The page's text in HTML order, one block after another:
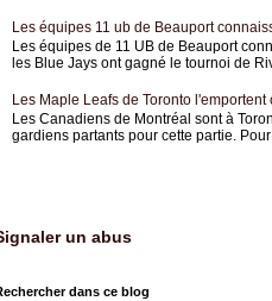
Les équipes 11 ub de Beauport
Les équipes de 11 UB de Beauport
les Blue Jays ont gagné le tournoi de
Les Maple Leafs de Toronto
Les Canadiens de Montréal sont à
gardiens partants pour cette partie.
un abus
dans ce blog